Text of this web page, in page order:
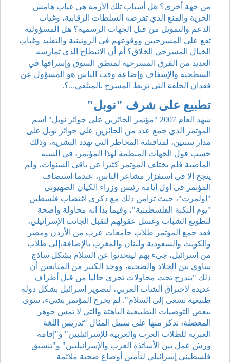
من جهة أخرى؟ هل أسباب تلك الأزمة هي غياب هامش
الحرية والمنع الذي تفرضه السلطات الرقابية، وغياب
الدعم والتمويل من قبل الجهات الرسمية؟ هل المسؤولية
تقع على المسرحيين ووقوعهم في الروتينية والتقليد وغياب
الخيال المسرحي الخلاق؟ أم أن الانبطاح الذي تمارسه
العديد من الفرق المسرحية لمنطق السوق وإسرافها في
السطحية والإسفاف وإضاعة وقت الناس هو المسؤول عن
فقدان الحلقة التي تربط المسرح بالمتلقي...؟.
تطبيع على شرف "نوبل"
شهد العام 2007 "مؤتمر الحائزين على جوائز نوبل" اسم
المؤتمر الذي جمع عدد من الحائزين على جوائز نوبل على
مدار سنتين، لمناقشة المخاطر التي تهدد البشرية، وذلك
حسب قول الجهات المنظمة لهذا المؤتمر، في السنة
الماضية فلم يختلف المؤتمر كثيرا عن باقي السنوات، ولم
ينجح إلا في استفزاز مشاعر الناس، عندما استضاف
المؤتمر في أول أيامه رئيس وزراء الكيان الصهيوني
"اولمرت"، حيث تزامن ذلك مع ذكرى اغتصاب فلسطين
"يوم النكبة الفلسطينية"، وفيما بدا انه محاولة واضحة
لتطويع الشباب وغسل عقولهم لتقبل الجانب الإسرائيلي،
فقد جمع المؤتمر طلاب جامعات عرب من الأردن ومصر
والكويت والسعودية ولبنان والمغرب بالإضافة،إلى طلاب
من إسرائيل، جيء بهم ليتحدثوا عن السلام بشكل ساذج
ساوى بين الجلاد والضحية، ووجد الكثير من المتابعين أن
ذلك "يندرج تحت محاولات تجري حاليا من قبل أطراف
عديدة لاختراق الشاب العربي، لتصوير إسرائيل بشكل دولة
طبيعية تسعى إلى السلام". لم يخرج المؤتمر بشيء، سوى
ببعض التوصيات التطبيعية الباهتة والتي لا تمس جوهر
المعضلة، نذكر منها على سبيل المثال "تدريس اللغة
العبرية للطلاب العرب والعربية للإسرائيليين" و"إقامة
ورش عمل بين الأساتذة العرب والإسرائيليين" و"تنسيق
فلسطيني إسرائيلي لتأمين أوضاع صحية ملائمة